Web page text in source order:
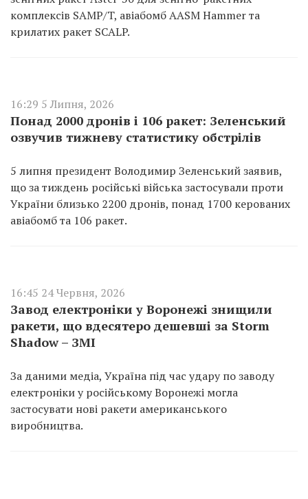
комплексів SAMP/T, авіабомб AASM Hammer та
крилатих ракет SCALP.
16:29 5 Липня, 2026
Понад 2000 дронів і 106 ракет: Зеленський
озвучив тижневу статистику обстрілів
5 липня президент Володимир Зеленський заявив,
що за тиждень російські війська застосували проти
України близько 2200 дронів, понад 1700 керованих
авіабомб та 106 ракет.
16:45 24 Червня, 2026
Завод електроніки у Воронежі знищили
ракети, що вдесятеро дешевші за Storm
Shadow – ЗМІ
За даними медіа, Україна під час удару по заводу
електроніки у російському Воронежі могла
застосувати нові ракети американського
виробництва.